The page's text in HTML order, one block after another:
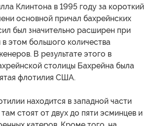
Клинтона в 1995 году за короткий
основной причал бахрейнских
был значительно расширен при
этом большого количества
В результате этого в
столицы Бахрейна была
флотилия США.
находится в западной части
стоят от двух до пяти эсминцев и